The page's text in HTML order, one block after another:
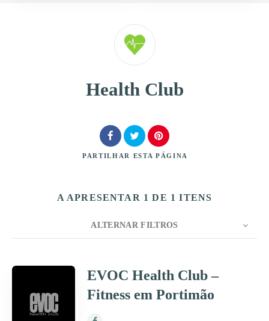
Procurar
Health Club
PARTILHAR ESTA PÁGINA
A APRESENTAR 1 DE 1 ITENS
ALTERNAR FILTROS
CONTAGEM
ORDEM
EVOC Health Club –
Fitness em Portimão